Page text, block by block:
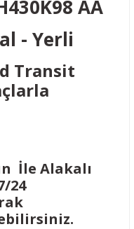
AA
- Yerli
Transit
İle Alakalı
24